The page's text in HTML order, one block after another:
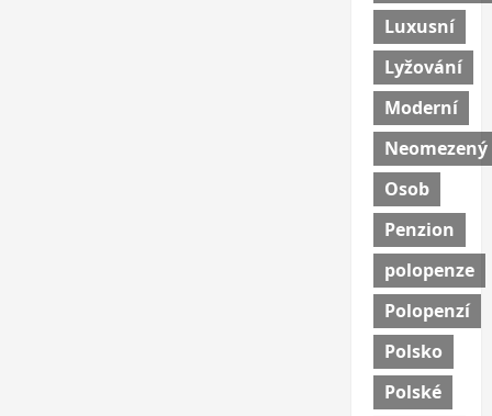
Luxusní
Lyžování
Moderní
Neomezený
Osob
Penzion
polopenze
Polopenzí
Polsko
Polské